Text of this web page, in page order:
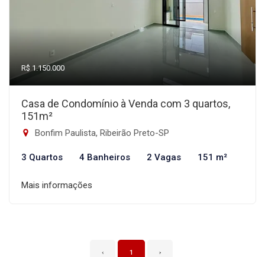
R$ 1.150.000
Casa de Condomínio à Venda com 3 quartos,
151m²
Bonfim Paulista, Ribeirão Preto-SP
3 Quartos 4 Banheiros 2 Vagas 151 m²
Mais informações
‹ 1 ›